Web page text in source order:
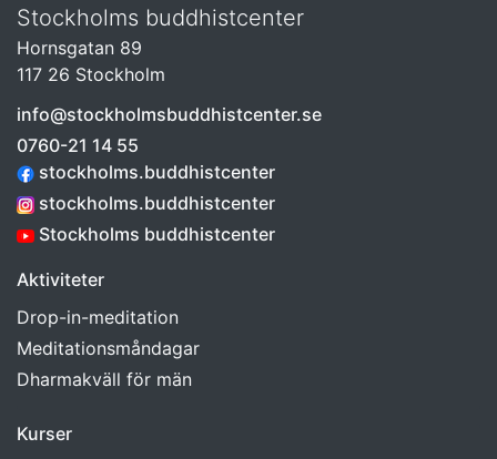
Stockholms buddhistcenter
Hornsgatan 89
117 26 Stockholm
info@stockholmsbuddhistcenter.se
0760-21 14 55
stockholms.buddhistcenter
stockholms.buddhistcenter
Stockholms buddhistcenter
Aktiviteter
Drop-in-meditation
Meditationsmåndagar
Dharmakväll för män
Kurser